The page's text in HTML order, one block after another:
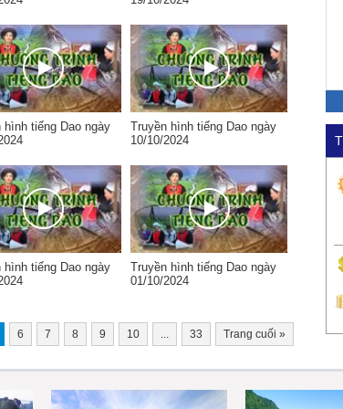
hình tiếng Dao ngày
Truyền hình tiếng Dao ngày
10/10/2024
hình tiếng Dao ngày
Truyền hình tiếng Dao ngày
01/10/2024
6 7 8 9 10 ... 33 Trang cuối »